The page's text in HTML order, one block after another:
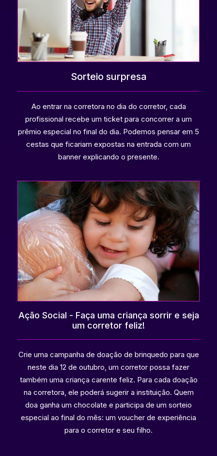
Sorteio surpresa
Ao entrar na corretora no dia do corretor, cada
profissional recebe um ticket para concorrer a um
prêmio especial no final do dia. Podemos pensar em 5
cestas que ficariam expostas na entrada com um
banner explicando o presente.
Ação Social - Faça uma criança sorrir e seja
um corretor feliz!
Crie uma campanha de doação de brinquedo para que
neste dia 12 de outubro, um corretor possa fazer
também uma criança carente feliz. Para cada doação
na corretora, ele poderá sugerir a instituição. Quem
doa ganha um chocolate e participa de um sorteio
especial ao final do mês: um voucher de experiência
para o corretor e seu filho.